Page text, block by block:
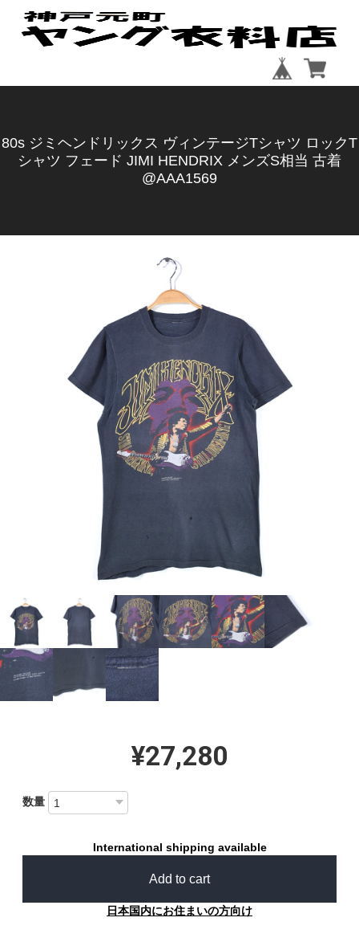
80s ジミヘンドリックス ヴィンテージTシャツ ロックT
シャツ フェード JIMI HENDRIX メンズS相当 古着
@AAA1569
¥27,280
数量
International shipping available
Add to cart
日本国内にお住まいの方向け